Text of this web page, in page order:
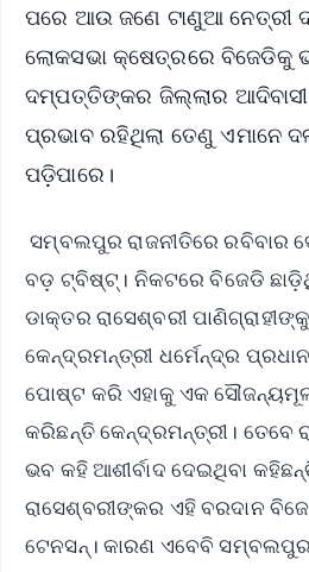
ପରେ ଆଉ ଜଣେ ଟାଣୁଆ ନେତ୍ରୀ
ଲୋକସଭା କ୍ଷେତ୍ରରେ ବିଜେଡିକୁ
ଦମ୍ପତ୍ତିଙ୍କର ଜିଲ୍ଲାର
ପ୍ରଭାବ ରହିଥିଲା ତେଣୁ ଏମାନେ
ପଡ଼ିପାରେ।
ସମ୍ବଲପୁର ରାଜନୀତିରେ ରବିବାର
ବଡ଼ ଟ୍ବିଷ୍ଟ୍। ନିକଟରେ ବିଜେଡି
ଡାକ୍ତର ରାସେଶ୍ବରୀ
କେନ୍ଦ୍ରମନ୍ତ୍ରୀ ଧର୍ମେନ୍ଦ୍ର
ପୋଷ୍ଟ କରି ଏହାକୁ ଏକ
କରିଛନ୍ତି କେନ୍ଦ୍ରମନ୍ତ୍ରୀ। ତେବେ
ଭବ କହି ଆଶୀର୍ବାଦ ଦେଇଥିବା
ରାସେଶ୍ବରୀଙ୍କର ଏହି ବରଦାନ
ଟେନସନ୍। କାରଣ ଏବେବି